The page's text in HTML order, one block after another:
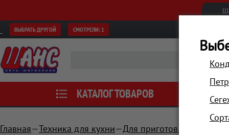
ВЫБРАТЬ ДРУГОЙ СМОТРЕЛИ: 1
КАТАЛОГ ТОВАРОВ АКЦИИ
Главная Техника для кухни Для приготовления